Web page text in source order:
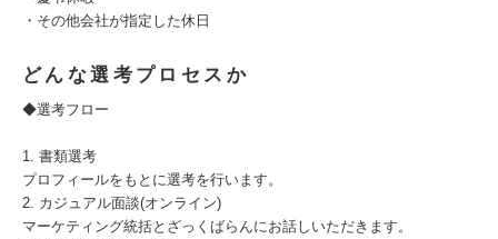
・その他会社が指定した休日
どんな選考プロセスか
◆選考フロー
1. 書類選考
プロフィールをもとに選考を行います。
2. カジュアル面談(オンライン)
マーケティング統括とざっくばらんにお話しいただきます。